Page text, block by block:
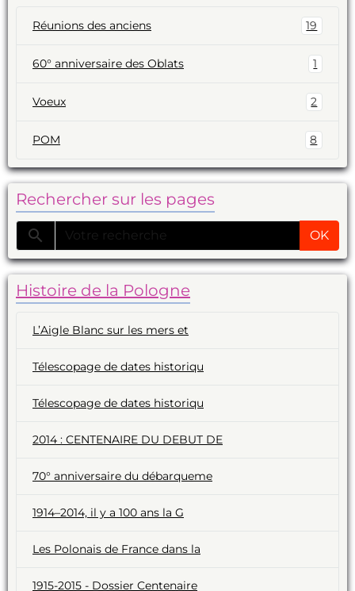
Réunions des anciens 19
60° anniversaire des Oblats 1
Voeux 2
POM 8
Rechercher sur les pages
OK
Histoire de la Pologne
L’Aigle Blanc sur les mers et
Télescopage de dates historiqu
Télescopage de dates historiqu
2014 : CENTENAIRE DU DEBUT DE
70° anniversaire du débarqueme
1914–2014, il y a 100 ans la G
Les Polonais de France dans la
1915-2015 - Dossier Centenaire